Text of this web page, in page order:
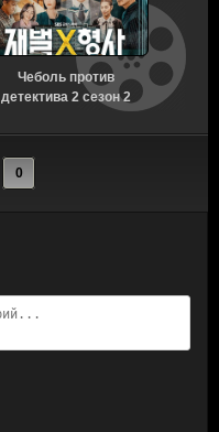
Чеболь против
детектива 2 сезон 2
Онлайн]
0